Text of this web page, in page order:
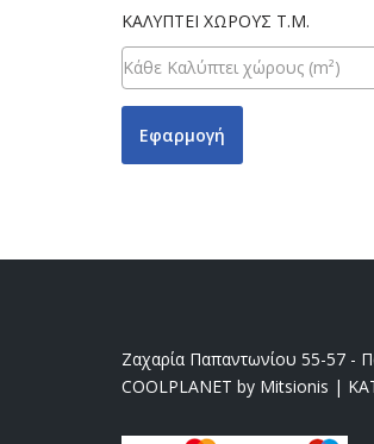
ΚΑΛΎΠΤΕΙ ΧΏΡΟΥΣ Τ.Μ.
Εφαρμογή
Ζαχαρία Παπαντωνίου 55-57 -
COOLPLANET by Mitsionis |